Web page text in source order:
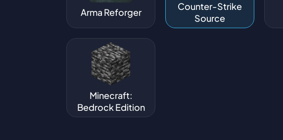
Arma Reforger
Counter-Strike
Source
Minecraft:
Bedrock Edition